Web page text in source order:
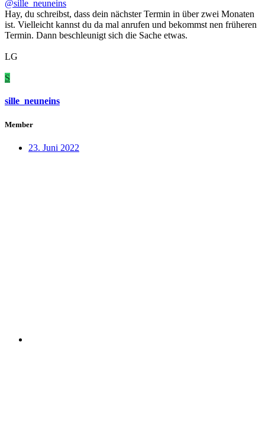
@sille_neuneins
Hay, du schreibst, dass dein nächster Termin in über zwei Monaten
ist. Vielleicht kannst du da mal anrufen und bekommst nen früheren
Termin. Dann beschleunigt sich die Sache etwas.
LG
S
sille_neuneins
Member
23. Juni 2022